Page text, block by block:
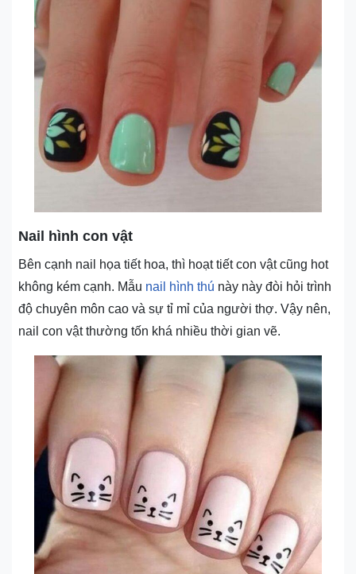
Nail hình con vật
Bên cạnh nail họa tiết hoa, thì hoạt tiết con vật cũng hot
không kém cạnh. Mẫu nail hình thú này này đòi hỏi trình
độ chuyên môn cao và sự tỉ mỉ của người thợ. Vậy nên,
nail con vật thường tốn khá nhiều thời gian vẽ.